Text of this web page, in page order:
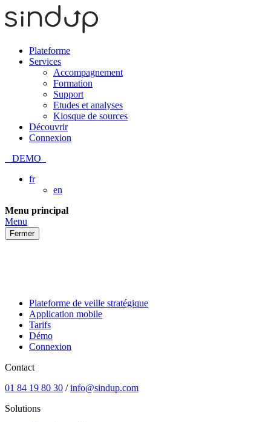
Plateforme
Services
Accompagnement
Formation
Support
Etudes et analyses
Kiosque de sources
Découvrir
Connexion
DEMO
fr
en
Passer
au
contenu
Menu principal
Menu
Fermer
Plateforme de veille stratégique
Application mobile
Tarifs
Démo
Connexion
Contact
01 84 19 80 30 /info@sindup.com
Solutions